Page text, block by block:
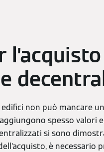
non può mancare
spesso valori
si sono
è